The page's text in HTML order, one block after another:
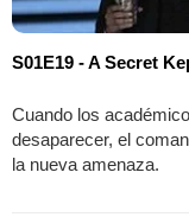
S01E19 - A Secret
Cuando los
desaparecer, el
la nueva amenaza.